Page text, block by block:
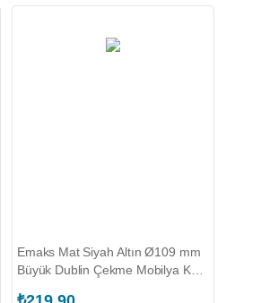
Emaks Mat Siyah Altın Ø109 mm
Büyük Dublin Çekme Mobilya Kulp